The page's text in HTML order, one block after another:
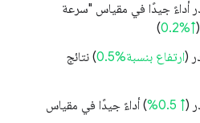
المصادر أداءً جيدًا في مقياس "سرعة
↑%0.2
)
ارتفاع بنسبة%0.5
) نتائج
↑ 0.5%
) أداءً جيدًا في مقياس